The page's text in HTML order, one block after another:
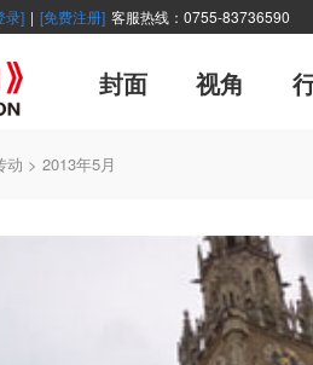
录] | [免费注册] 客服热线：0755-83736590
封面 视角
会报道
月专辑
制系统
会信息
服论坛
动 > 2013年5月